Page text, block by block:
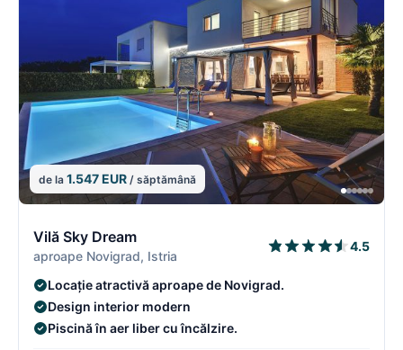
de la 1.547 EUR / săptămână
Vilă Sky Dream
aproape Novigrad, Istria
4.5
Locație atractivă aproape de Novigrad.
Design interior modern
Piscină în aer liber cu încălzire.